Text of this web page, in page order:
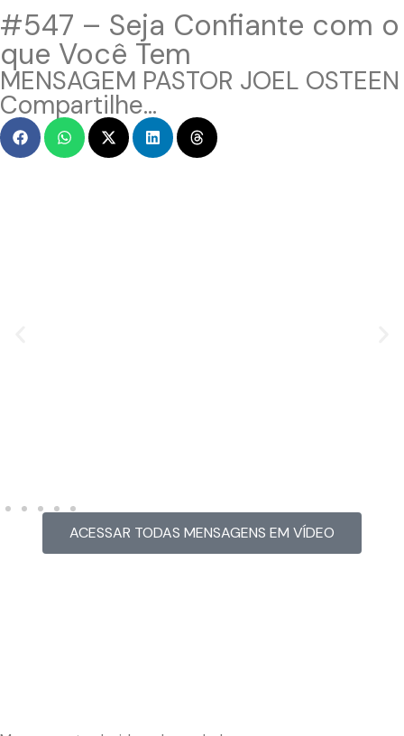
#547 – Seja Confiante com o
que Você Tem
MENSAGEM PASTOR JOEL OSTEEN
Compartilhe...
ACESSAR TODAS MENSAGENS EM VÍDEO